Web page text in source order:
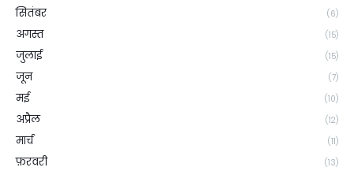
सितंबर (6)
अगस्त (15)
जुलाई (15)
जून (7)
मई (10)
अप्रैल (12)
मार्च (11)
फ़रवरी (13)